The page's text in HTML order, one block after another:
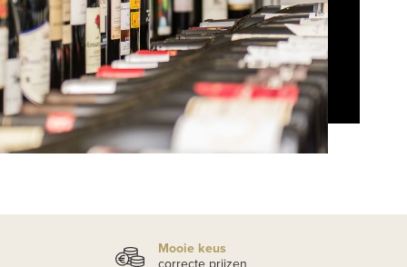
Mooie keus
correcte prijzen